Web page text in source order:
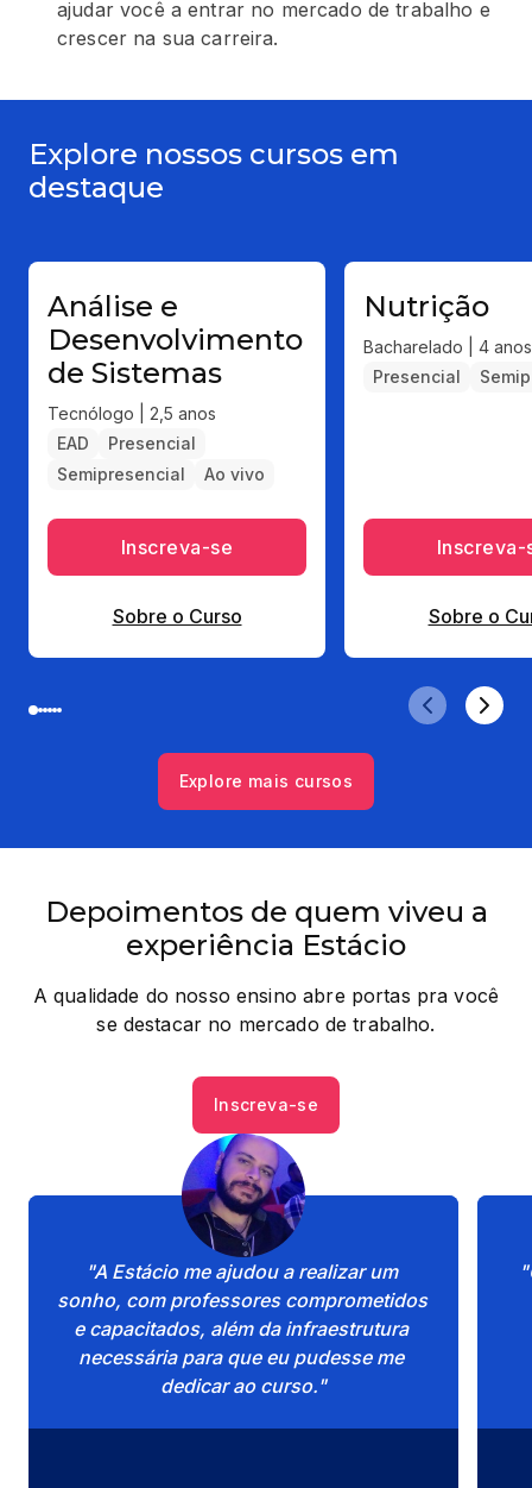
ajudar você a entrar no mercado de trabalho e
crescer na sua carreira.
Explore nossos cursos em
destaque
Análise e
Desenvolvimento
de Sistemas
Tecnólogo | 2,5 anos
EAD
Presencial
Semipresencial
Ao vivo
Inscreva-se
Sobre o Curso
Nutrição
Bacharelado | 4 anos
Presencial
Inscreva-
Sobre o
Explore mais cursos
Depoimentos de quem viveu a
experiência Estácio
A qualidade do nosso ensino abre portas pra você
se destacar no mercado de trabalho.
Inscreva-se
"A Estácio me ajudou a realizar um
sonho, com professores comprometidos
e capacitados, além da infraestrutura
necessária para que eu pudesse me
dedicar ao curso."